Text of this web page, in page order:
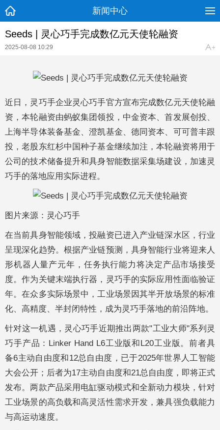
新闻中心
Seeds | 灵心巧手完成数亿元天使轮融资
2025-08-08 10:29
近日，灵巧手企业灵心巧手官方宣布完成数亿元天使轮融
资，本轮融资由蚂蚁集团领投，中金资本、首发展创投、
上海半导体装备基金、澄凯基金、德同资本、可可普丰跟
投，老股东红杉中国种子基金继续加注，本轮融资将用于
公司的技术储备提升和具身智能数据采集场建设，加速灵
巧手的落地应用实际进程。
图片来源：灵心巧手
在当前具身智能领域，投融资已进入产业链深水区，行业
呈现深化趋势。根据产业链预测，具身智能行业将迎来人
形机器人量产元年，任务执行能力将决定产品市场接受
度。作为关键末端执行器，灵巧手的实际应用性面临验证
年。在众多实际场景中，工业场景因其半开放场景的标准
化、高精度、半封闭特性，成为灵巧手落地的前沿阵地。
针对这一机遇，灵心巧手近期推出两款"工业大师"系列灵
巧手产品：Linker Hand L6工业版和L20工业版。前者具
备6主动自由度和12总自由度，已于2025年世界人工智能
大会公开；后者为17主动自由度和21总自由度，即将正式
发布。两款产品采用电缸驱动模式和全新动力模块，针对
工业场景的高负载和高灵活性需求开发，兼具强负载能力
与高运动速度。